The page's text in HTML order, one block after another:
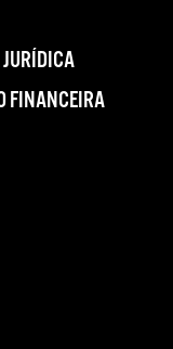
FINANCEIRA